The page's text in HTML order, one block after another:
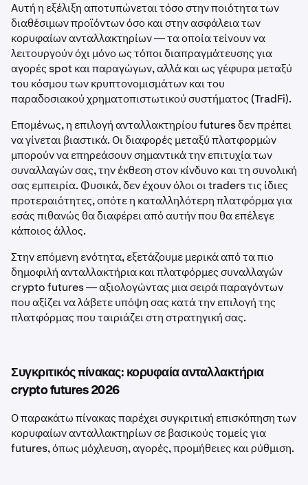
Αυτή η εξέλιξη αποτυπώνεται τόσο στην ποιότητα των
διαθέσιμων προϊόντων όσο και στην ασφάλεια των
κορυφαίων ανταλλακτηρίων — τα οποία τείνουν να
λειτουργούν όχι μόνο ως τόποι διαπραγμάτευσης για
αγορές spot και παραγώγων, αλλά και ως γέφυρα μεταξύ
του κόσμου των κρυπτονομισμάτων και του
παραδοσιακού χρηματοπιστωτικού συστήματος (TradFi).
Επομένως, η επιλογή ανταλλακτηρίου futures δεν πρέπει
να γίνεται βιαστικά. Οι διαφορές μεταξύ πλατφορμών
μπορούν να επηρεάσουν σημαντικά την επιτυχία των
συναλλαγών σας, την έκθεση στον κίνδυνο και τη συνολική
σας εμπειρία. Φυσικά, δεν έχουν όλοι οι traders τις ίδιες
προτεραιότητες, οπότε η καταλληλότερη πλατφόρμα για
εσάς πιθανώς θα διαφέρει από αυτήν που θα επέλεγε
κάποιος άλλος.
Στην επόμενη ενότητα, εξετάζουμε μερικά από τα πιο
δημοφιλή ανταλλακτήρια και πλατφόρμες συναλλαγών
crypto futures — αξιολογώντας μια σειρά παραγόντων
που αξίζει να λάβετε υπόψη σας κατά την επιλογή της
πλατφόρμας που ταιριάζει στη στρατηγική σας.
Συγκριτικός πίνακας: κορυφαία ανταλλακτήρια
crypto futures 2026
Ο παρακάτω πίνακας παρέχει συγκριτική επισκόπηση των
κορυφαίων ανταλλακτηρίων σε βασικούς τομείς για
futures, όπως μόχλευση, αγορές, προμήθειες και ρύθμιση.